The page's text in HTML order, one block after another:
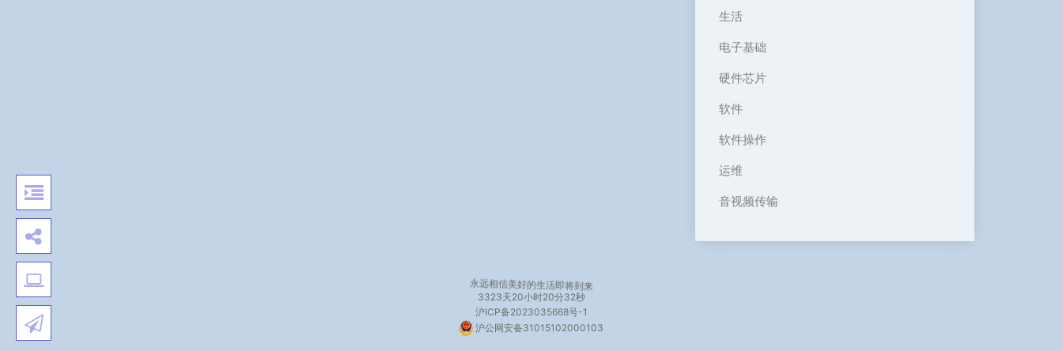
生活
电子基础
硬件芯片
软件
软件操作
运维
音视频传输
永远相信美好的生活即将到来
3323天20小时20分33秒
沪ICP备2023035668号-1
沪公网安备31015102000103